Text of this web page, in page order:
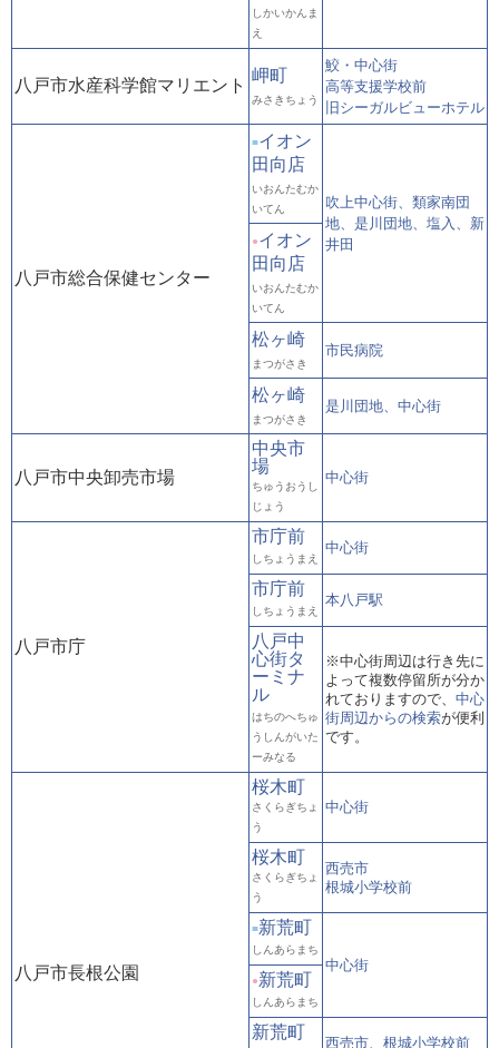
しかいかんま
え
八戸市水産科学館マリエント
岬町
みさきちょう
鮫・中心街
高等支援学校前
旧シーガルビューホテル
八戸市総合保健センター
■イオン
田向店
いおんたむか
いてん
吹上中心街、類家南団
地、是川団地、塩入、新
井田
●イオン
田向店
いおんたむか
いてん
松ヶ崎
まつがさき
市民病院
松ヶ崎
まつがさき
是川団地、中心街
八戸市中央卸売市場
中央市
場
ちゅうおうし
じょう
中心街
八戸市庁
市庁前
しちょうまえ
中心街
市庁前
しちょうまえ
本八戸駅
八戸中
心街タ
ーミナ
ル
はちのへちゅ
うしんがいた
ーみなる
※中心街周辺は行き先に
よって複数停留所が分か
れておりますので、 中心
街周辺からの検索が便利
です。
八戸市長根公園
桜木町
さくらぎちょ
う
中心街
桜木町
さくらぎちょ
う
西売市
根城小学校前
■新荒町
しんあらまち
中心街
●新荒町
しんあらまち
新荒町
西売市、根城小学校前